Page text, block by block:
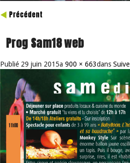
Précédent
Prog Sam18 web
Publié 29 juin 2015a 900 × 663dans